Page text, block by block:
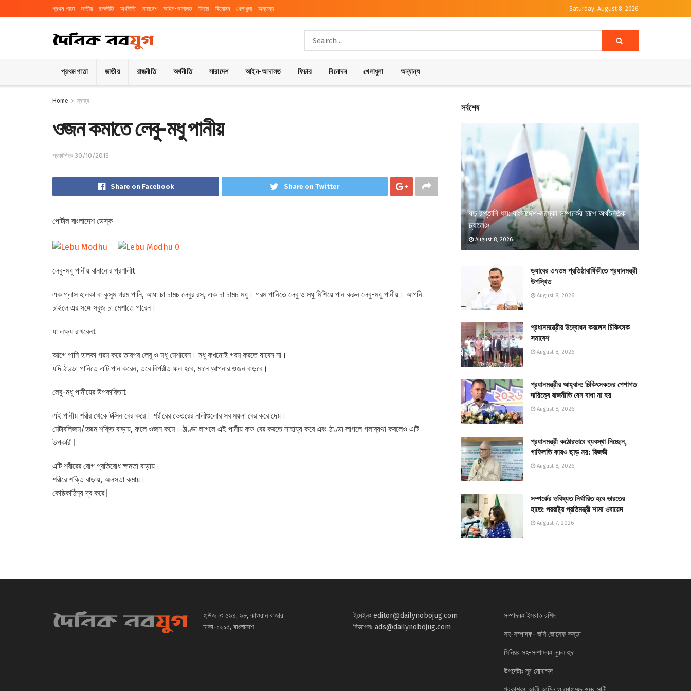
প্রথম পাতা জাতীয় রাজনীতি অর্থনীতি সারাদেশ আইন-আদালত ফিচার বিনোদন খেলাধুলা অন্যান্য Saturday, August 8, 2026
প্রথম পাতা জাতীয় রাজনীতি অর্থনীতি সারাদেশ আইন-আদালত ফিচার বিনোদন খেলাধুলা অন্যান্য
Home স্বাস্থ্য
ওজন কমাতে লেবু-মধু পানীয়
প্রকাশিতঃ 30/10/2013
Share on Facebook Share on Twitter
পোর্টাল বাংলাদেশ ডেস্ক
লেবু-মধু পানীয় বানানোর প্রণালীt
এক গ্লাস হালকা বা কুসুম গরম পানি, আধা চা চামচ লেবুর রস, এক চা চামচ মধু। গরম পানিতে লেবু ও মধু মিশিয়ে পান করুন লেবু-মধু পানীয়। আপনি
চাইলে এর সঙ্গে সবুজ চা মেশাতে পারেন।
যা লক্ষ্য রাখবেনt
আগে পানি হালকা গরম করে তারপর লেবু ও মধু মেশাবেন। মধু কখনোই গরম করতে যাবেন না।
যদি ঠাণ্ডা পানিতে এটি পান করেন, তবে বিপরীত ফল হবে, মানে আপনার ওজন বাড়বে।
লেবু-মধু পানীয়ের উপকারিতাt
এই পানীয় শরীর থেকে টক্সিন বের করে। শরীরের ভেতরের নালীগুলোর সব ময়লা বের করে দেয়।
মেটাবলিজম/হজম শক্তি বাড়ায়, ফলে ওজন কমে। ঠাণ্ডা লাগলে এই পানীয় কফ বের করতে সাহায্য করে এবং ঠাণ্ডা লাগলে গলাব্যথা করলেও এটি
উপকারী|
এটি শরীরের রোগ প্রতিরোধ ক্ষমতা বাড়ায়।
শরীরে শক্তি বাড়ায়, অলসতা কমায়।
কোষ্ঠকাঠিন্য দূর করে|
সর্বশেষ
বড় রপ্তানি ধস: বাংলাদেশ-মস্কো সম্পর্কের চাপে অর্থনৈতিক
চ্যালেঞ্জ
August 8, 2026
ড্যাবের ৩৭তম প্রতিষ্ঠাবার্ষিকীতে প্রধানমন্ত্রী
উপস্থিত
August 8, 2026
প্রধানমন্ত্রীের উদ্বোধন করলেন চিকিৎসক
সমাবেশ
August 8, 2026
প্রধানমন্ত্রীর আহ্বান: চিকিৎসকদের পেশাগত
দায়িত্বে রাজনীতি যেন বাধা না হয়
August 8, 2026
প্রধানমন্ত্রী কঠোরভাবে ব্যবস্থা নিচ্ছেন,
গাফিলতি কারও ছাড় নয়: রিজভী
August 8, 2026
সম্পর্কের ভবিষ্যত নির্ধারিত হবে ভারতের
হাতে: পররাষ্ট্র প্রতিমন্ত্রী শামা ওবায়েদ
August 7, 2026
হাউজ নং ৫৯৪, ৯৮, কাওরান বাজার
ঢাকা-১২১৫, বাংলাদেশ
ইমেইলঃ editor@dailynobojug.com
বিজ্ঞাপনঃ ads@dailynobojug.com
সম্পাদকঃ ইসরাত রশিদ
সহ-সম্পাদক- জনি জোসেফ কস্তা
সিনিয়র সহ-সম্পাদকঃ নুরুল হুদা
উপদেষ্টাঃ নূর মোহাম্মদ